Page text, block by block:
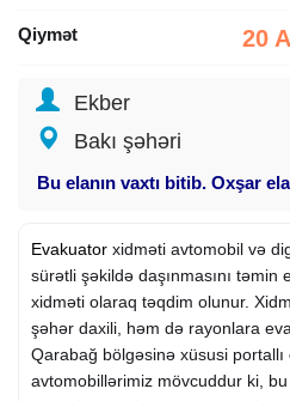
Qiymət 20
Ekber
Bakı şəhəri
Bu elanın vaxtı bitib. Oxşar
Evakuator xidməti avtomobil və
sürətli şəkildə daşınmasını
xidməti olaraq təqdim olunur.
şəhər daxili, həm də rayonlara
Qarabağ bölgəsinə xüsusi portallı
avtomobillərimiz mövcuddur ki,